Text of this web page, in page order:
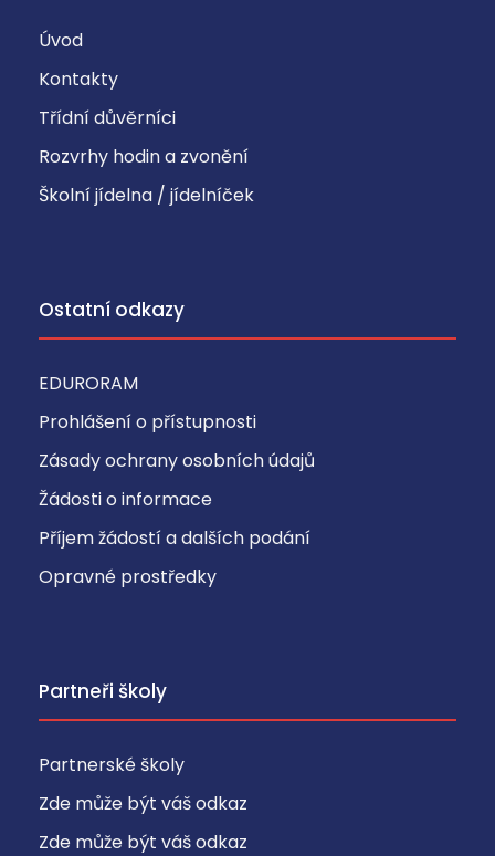
Úvod
Kontakty
Třídní důvěrníci
Rozvrhy hodin a zvonění
Školní jídelna / jídelníček
Ostatní odkazy
EDURORAM
Prohlášení o přístupnosti
Zásady ochrany osobních údajů
Žádosti o informace
Příjem žádostí a dalších podání
Opravné prostředky
Partneři školy
Partnerské školy
Zde může být váš odkaz
Zde může být váš odkaz